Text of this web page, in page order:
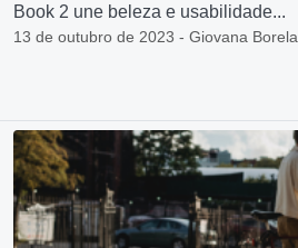
Book 2 une beleza e usabilidade...
13 de outubro de 2023 - Giovana Borela